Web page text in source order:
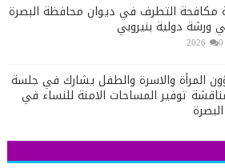
مكافحة التطرف في ديوان محافظة البصرة
ورشة دولية بنيروبي
0
المرأة والاسرة والطفل يشارك في جلسة
توفير المساحات الامنة للنساء في